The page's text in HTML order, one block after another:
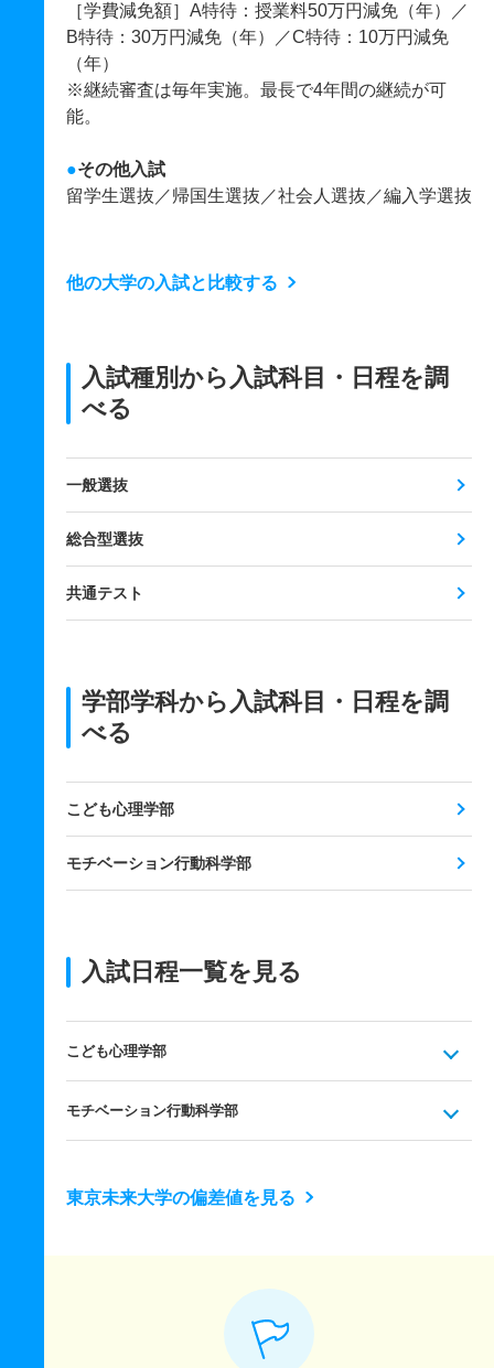
［学費減免額］A特待：授業料50万円減免（年）／
B特待：30万円減免（年）／C特待：10万円減免
（年）
※継続審査は毎年実施。最長で4年間の継続が可
能。
●その他入試
留学生選抜／帰国生選抜／社会人選抜／編入学選抜
他の大学の入試と比較する
入試種別から入試科目・日程を調
べる
一般選抜
総合型選抜
共通テスト
学部学科から入試科目・日程を調
べる
こども心理学部
モチベーション行動科学部
入試日程一覧を見る
こども心理学部
モチベーション行動科学部
東京未来大学の偏差値を見る